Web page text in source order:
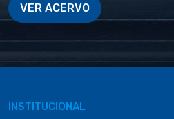
VER ACERVO
INSTITUCIONAL